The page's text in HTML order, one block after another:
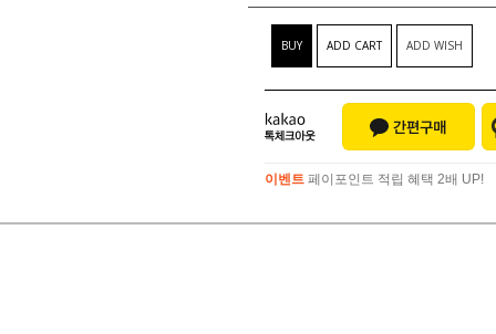
BUY ADD CART ADD WISH
이벤트 페이포인트 적립 혜택 2배 UP!